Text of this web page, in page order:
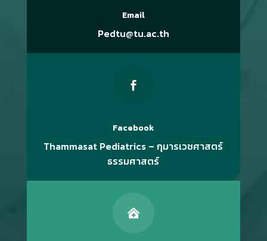
Email
Pedtu@tu.ac.th

Facebook
Thammasat Pediatrics – กุมารเวชศาสตร์
ธรรมศาสตร์
